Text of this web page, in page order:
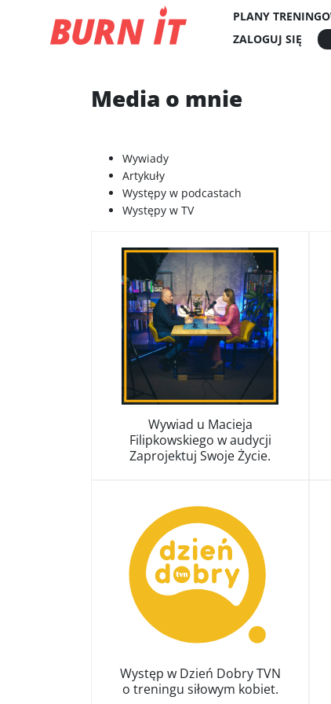
PLANY
ZALOGUJ SIĘ
Media o mnie
Wywiady
Artykuły
Występy w podcastach
Występy w TV
Wywiad u Macieja
Filipkowskiego w audycji
Zaprojektuj Swoje Życie.
Występ w Dzień Dobry TVN
o treningu siłowym kobiet.